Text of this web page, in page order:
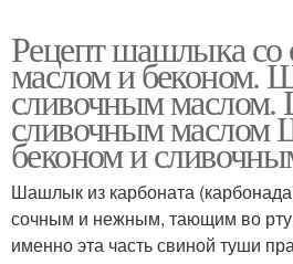
Рецепт шашлыка
маслом и беконом.
сливочным
сливочным
беконом и
Шашлык из карбоната
сочным и нежным, тающим во
именно эта часть свиной туши